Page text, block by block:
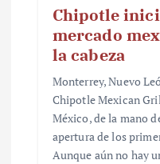
Chipotle
mercado
la cabeza
Monterrey, Nuevo
Chipotle Mexican
México, de la mano
apertura de los
Aunque aún no hay